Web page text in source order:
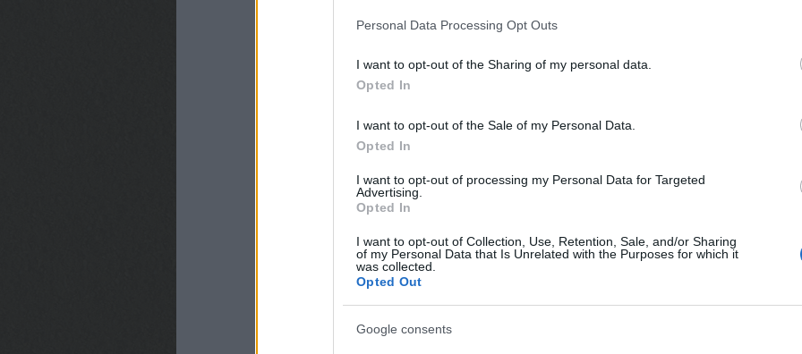
Personal Data Processing Opt Outs
I want to opt-out of the Sharing of my personal data.
Opted In
I want to opt-out of the Sale of my Personal Data.
Opted In
I want to opt-out of processing my Personal Data for Targeted
Advertising.
Opted In
I want to opt-out of Collection, Use, Retention, Sale, and/or Sharing
of my Personal Data that Is Unrelated with the Purposes for which it
was collected.
Opted Out
Google consents